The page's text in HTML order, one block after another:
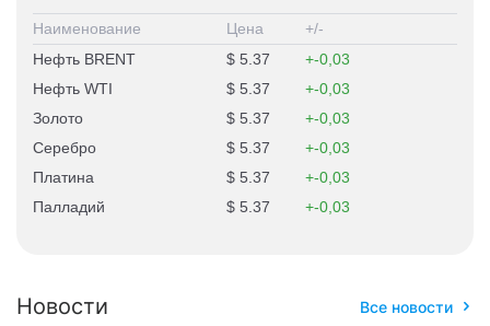
Наименование Цена
+/-
Нефть BRENT
5.37
-0,03
Нефть WTI
5.37
-0,03
Золото
5.37
-0,03
Серебро
5.37
-0,03
Платина
5.37
-0,03
Палладий
5.37 -0,03
Новости Все новости